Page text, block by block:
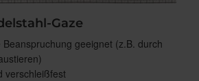
Gaze
geeignet (z.B. durch
verschleißfest